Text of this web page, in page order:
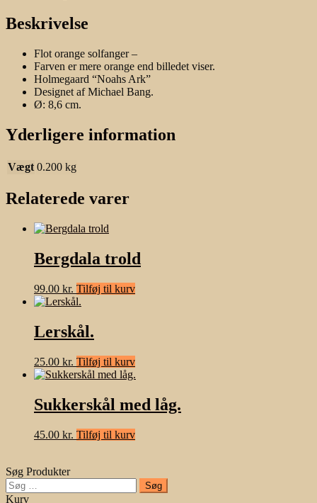
Beskrivelse
Flot orange solfanger –
Farven er mere orange end billedet viser.
Holmegaard “Noahs Ark”
Designet af Michael Bang.
Ø: 8,6 cm.
Yderligere information
Vægt 0.200 kg
Relaterede varer
Bergdala trold
99.00 kr. Tilføj til kurv
Lerskål.
25.00 kr. Tilføj til kurv
Sukkerskål med låg.
45.00 kr. Tilføj til kurv
Søg Produkter
Søg
efter:
Kurv